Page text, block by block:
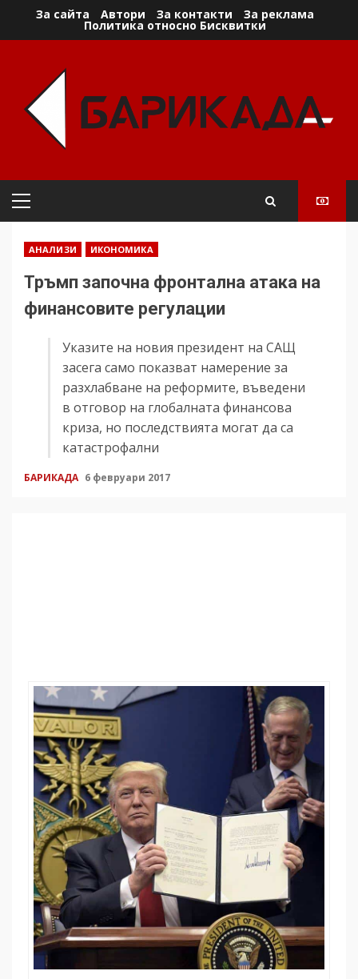
За сайта Автори За контакти За реклама
Политика относно Бисквитки
Primary
АНАЛИЗИ ИКОНОМИКА
Тръмп започна фронтална атака на
финансовите регулации
Указите на новия президент на САЩ
засега само показват намерение за
разхлабване на реформите, въведени
в отговор на глобалната финансова
криза, но последствията могат да са
катастрофални
БАРИКАДА 6 февруари 2017